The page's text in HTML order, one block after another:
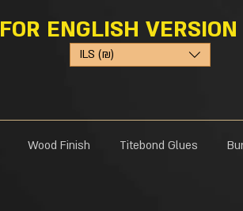
FOR ENGLISH
ILS (₪)
Titebond Glues
Wood Finish